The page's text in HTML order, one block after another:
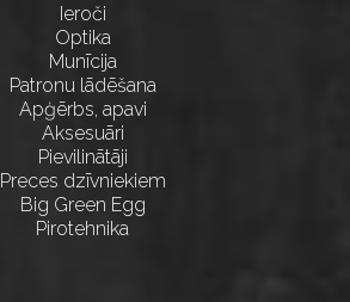
Ieroči
Optika
Munīcija
Patronu lādēšana
Apģērbs, apavi
Aksesuāri
Pievilinātāji
Preces dzīvniekiem
Big Green Egg
Pirotehnika